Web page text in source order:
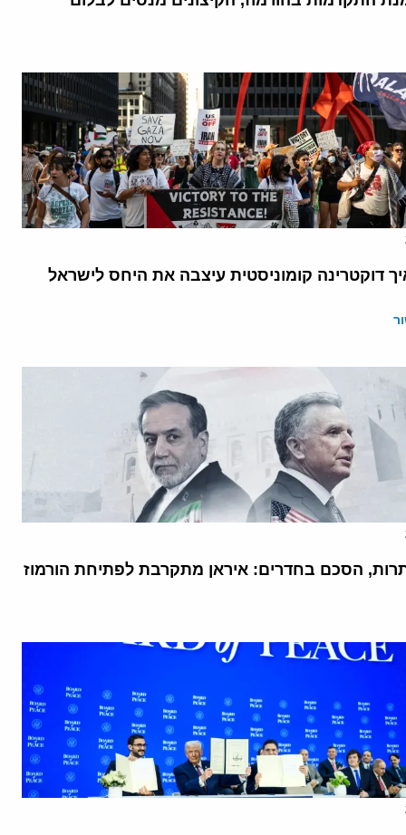
דוקטרינה קומוניסטית עיצבה את היחס לישראל
הסכם בחדרים: איראן מתקרבת לפתיחת הורמוז